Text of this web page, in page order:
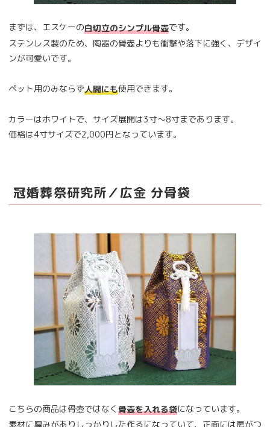
まずは、エスケーの白切立のシンプル骨壺です。
ステンレス製のため、陶器の骨壺よりも衝撃や落下に強く、デザイ
ンが可愛いです。
ペット用のみならず人間にも使用できます。
カラーはホワイトで、サイズ展開は3寸～8寸まであります。
価格は4寸サイズで2,000円となっています。
冠婚葬祭研究所／広金 分骨袋
こちらの商品は骨壺ではなく 骨壺を入れる袋になっています。
素材に厚みがありしっかりした作るになっていて、正面には房がつ